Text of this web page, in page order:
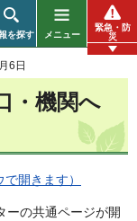
を探す メニュー
緊急・防
災
6日
・機関へ
開きます）
の共通ページが開